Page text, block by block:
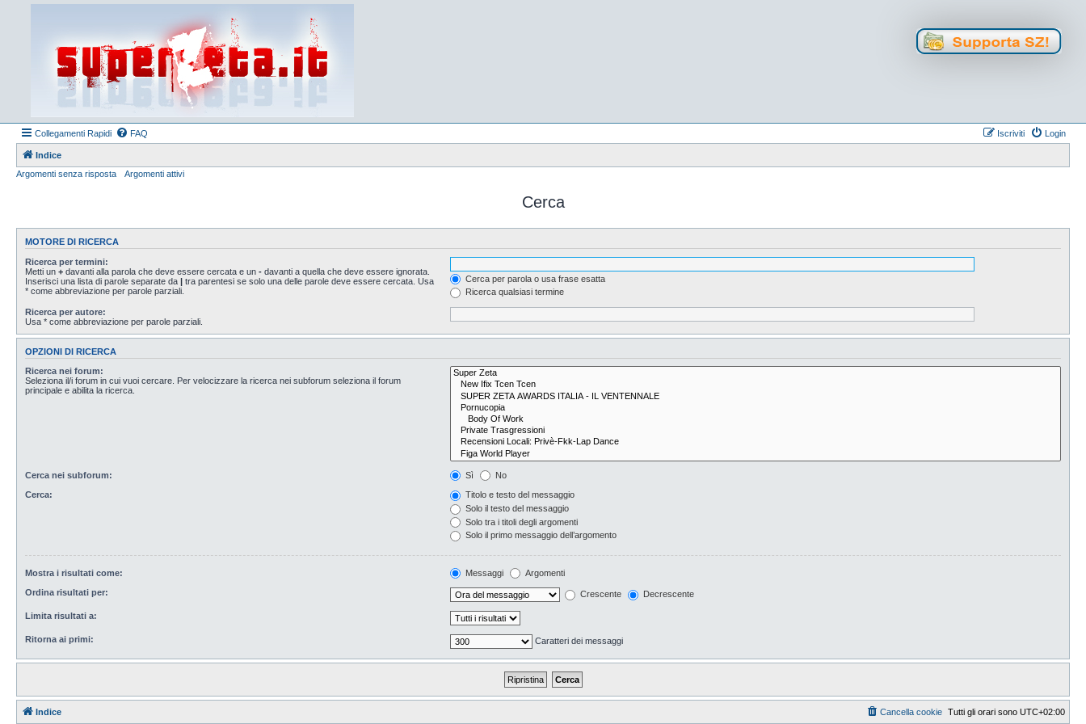
Collegamenti Rapidi FAQ Login
Iscriviti
Indice
Argomenti senza risposta
Argomenti attivi
Cerca
MOTORE DI RICERCA
Ricerca per termini:
Metti un + davanti alla parola che deve essere cercata e un - davanti a quella che deve essere ignorata.
Inserisci una lista di parole separate da | tra parentesi se solo una delle parole deve essere cercata. Usa
* come abbreviazione per parole parziali.
Cerca per parola o usa frase esatta
Ricerca qualsiasi termine
Ricerca per autore:
Usa * come abbreviazione per parole parziali.
OPZIONI DI RICERCA
Ricerca nei forum:
Seleziona il/i forum in cui vuoi cercare. Per velocizzare la ricerca nei subforum seleziona il forum
principale e abilita la ricerca.
Cerca nei subforum: Sì No
Cerca:
Titolo e testo del messaggio
Solo il testo del messaggio
Solo tra i titoli degli argomenti
Solo il primo messaggio dell’argomento
Mostra i risultati come: Messaggi Argomenti
Ordina risultati per: Crescente Decrescente
Limita risultati a:
Ritorna ai primi: Caratteri dei messaggi
Indice Tutti gli orari sono UTC+02:00
Cancella cookie